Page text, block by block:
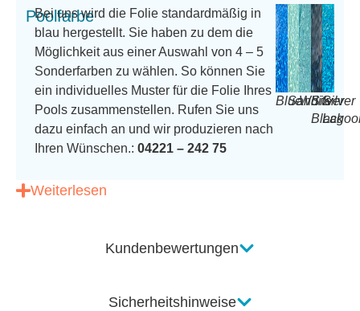
Kundenbewertungen
Sicherheitshinweise
Poolfarbe
Bei uns wird die Folie standardmäßig in
blau hergestellt. Sie haben zu dem die
Möglichkeit aus einer Auswahl von 4 – 5
Sonderfarben zu wählen. So können Sie
ein individuelles Muster für die Folie Ihres
Pools zusammenstellen. Rufen Sie uns
dazu einfach an und wir produzieren nach
Ihren Wünschen.:04221 – 242 75
BlueSand
White
Silver
Black
Silver
Weiterlesen